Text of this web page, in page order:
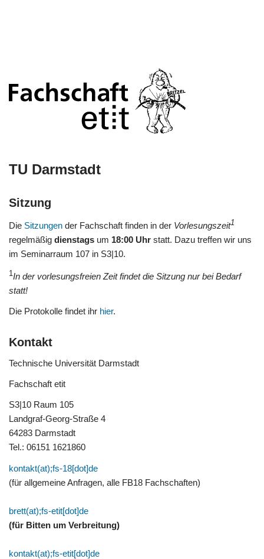
TU Darmstadt
Sitzung
Die Sitzungen der Fachschaft finden in der Vorlesungszeit1
regelmäßig dienstags um 18:00 Uhr statt. Dazu treffen wir uns
im Seminarraum 107 in S3|10.
1 In der vorlesungsfreien Zeit findet die Sitzung nur bei Bedarf
statt!
Die Protokolle findet ihr hier.
Kontakt
Technische Universität Darmstadt
Fachschaft etit
S3|10 Raum 105
Landgraf-Georg-Straße 4
64283 Darmstadt
Tel.: 06151 1621860
kontakt(at);fs-18[dot]de
(für allgemeine Anfragen, alle FB18 Fachschaften)
brett(at);fs-etit[dot]de
(für Bitten um Verbreitung)
kontakt(at);fs-etit[dot]de